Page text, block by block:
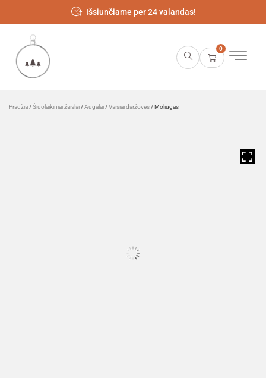
Išsiunčiame per 24 valandas!
0
Pradžia /Šiuolaikiniai žaislai /Augalai /Vaisiai daržovės / Moliūgas